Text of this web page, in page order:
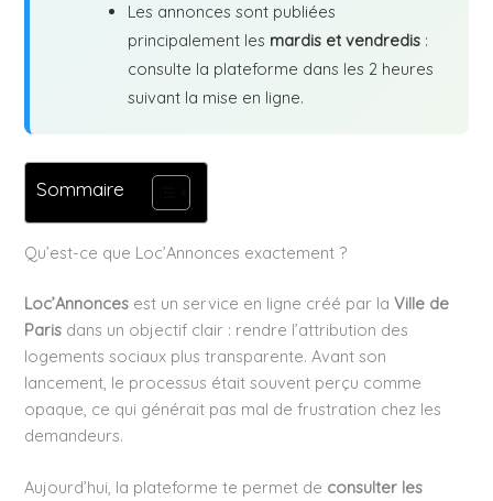
Les annonces sont publiées
principalement les mardis et vendredis :
consulte la plateforme dans les 2 heures
suivant la mise en ligne.
Sommaire
Qu’est-ce que Loc’Annonces exactement ?
Loc’Annonces est un service en ligne créé par laVille de
Paris dans un objectif clair : rendre l’attribution des
logements sociaux plus transparente. Avant son
lancement, le processus était souvent perçu comme
opaque, ce qui générait pas mal de frustration chez les
demandeurs.
Aujourd’hui, la plateforme te permet de consulter les